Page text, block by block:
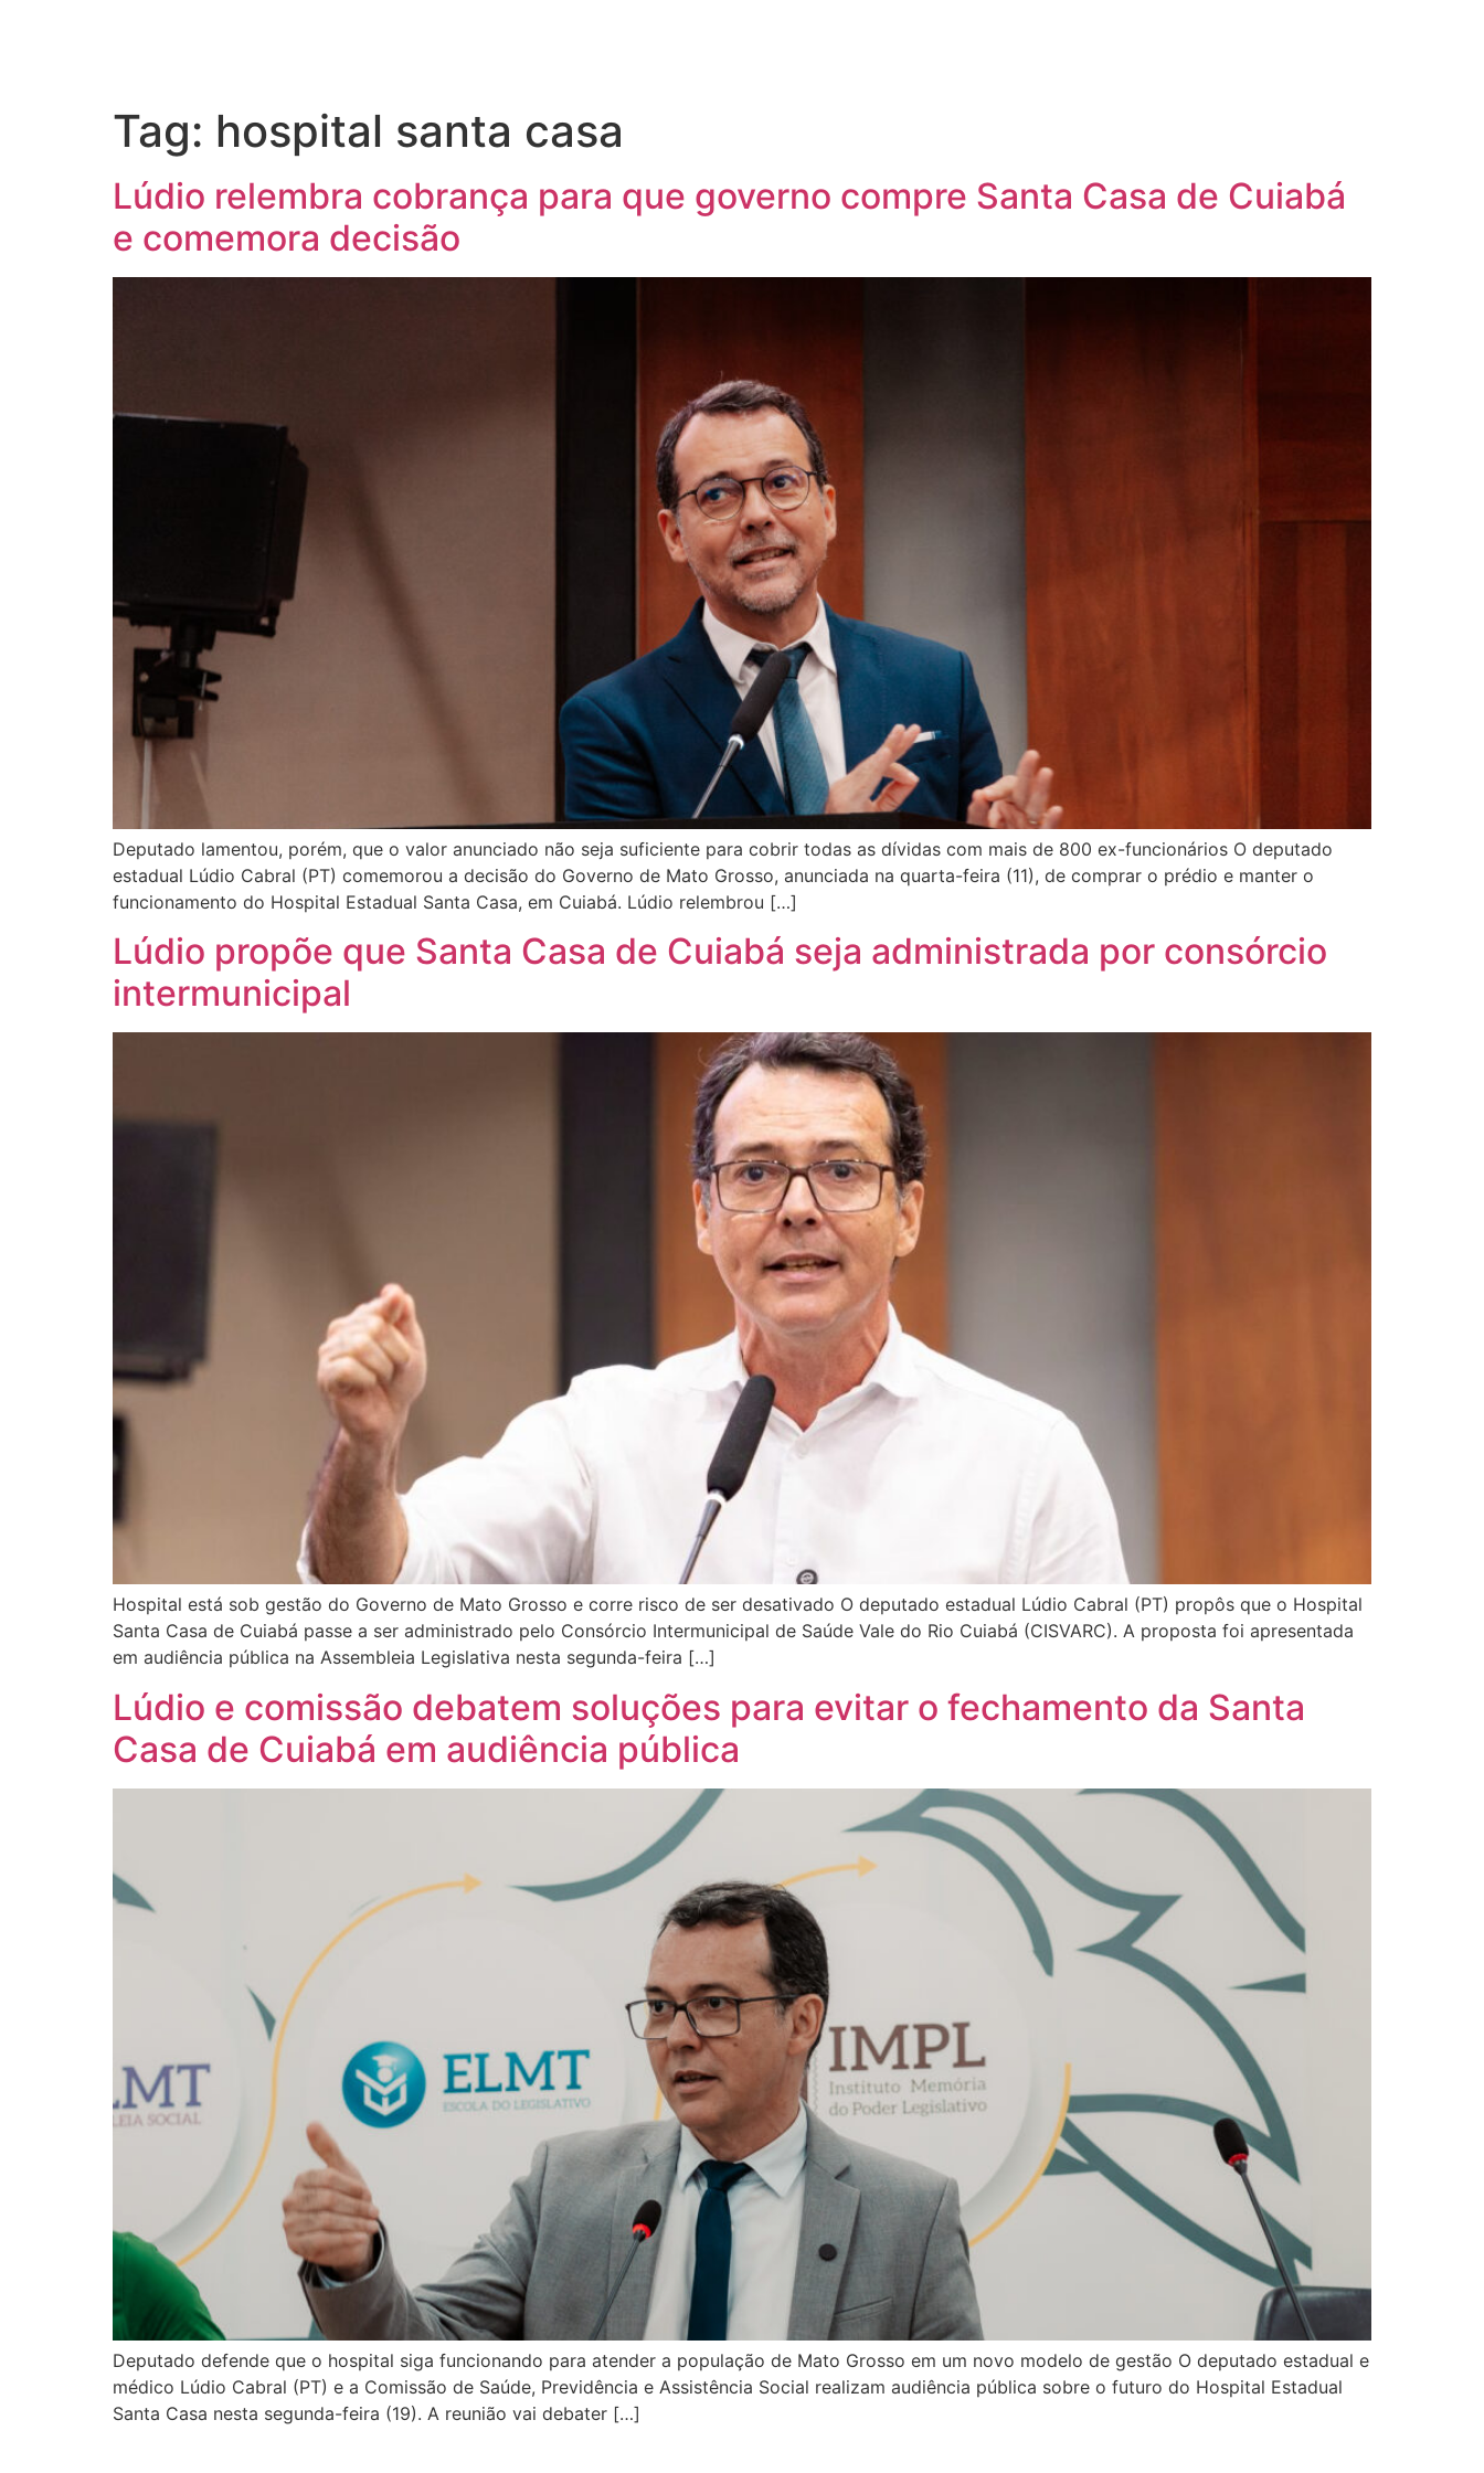
Tag: hospital santa casa
Lúdio relembra cobrança para que governo compre Santa Casa de Cuiabá
e comemora decisão
Deputado lamentou, porém, que o valor anunciado não seja suficiente para cobrir todas as dívidas com mais de 800 ex-funcionários O deputado
estadual Lúdio Cabral (PT) comemorou a decisão do Governo de Mato Grosso, anunciada na quarta-feira (11), de comprar o prédio e manter o
funcionamento do Hospital Estadual Santa Casa, em Cuiabá. Lúdio relembrou […]
Lúdio propõe que Santa Casa de Cuiabá seja administrada por consórcio
intermunicipal
Hospital está sob gestão do Governo de Mato Grosso e corre risco de ser desativado O deputado estadual Lúdio Cabral (PT) propôs que o Hospital
Santa Casa de Cuiabá passe a ser administrado pelo Consórcio Intermunicipal de Saúde Vale do Rio Cuiabá (CISVARC). A proposta foi apresentada
em audiência pública na Assembleia Legislativa nesta segunda-feira […]
Lúdio e comissão debatem soluções para evitar o fechamento da Santa
Casa de Cuiabá em audiência pública
Deputado defende que o hospital siga funcionando para atender a população de Mato Grosso em um novo modelo de gestão O deputado estadual e
médico Lúdio Cabral (PT) e a Comissão de Saúde, Previdência e Assistência Social realizam audiência pública sobre o futuro do Hospital Estadual
Santa Casa nesta segunda-feira (19). A reunião vai debater […]